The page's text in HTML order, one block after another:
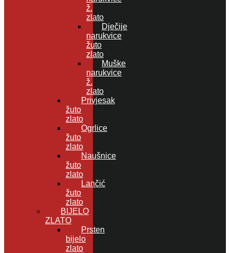
ž.
zlato
Dječije
narukvice
žuto
zlato
Muške
narukvice
ž.
zlato
Privjesak
žuto
zlato
Ogrlice
žuto
zlato
Naušnice
žuto
zlato
Lančić
žuto
zlato
BIJELO
ZLATO
Prsten
bijelo
zlato